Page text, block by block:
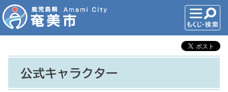
公式キャラクター